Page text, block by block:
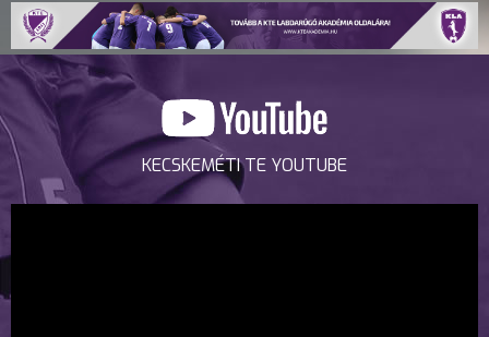
KECSKEMÉTI TE YOUTUBE